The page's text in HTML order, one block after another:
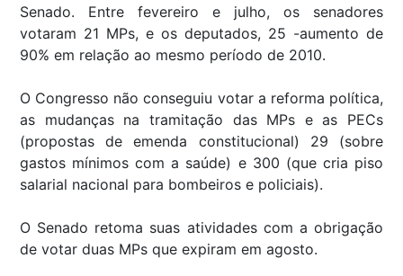
Senado. Entre fevereiro e julho, os senadores
votaram 21 MPs, e os deputados, 25 -aumento de
90% em relação ao mesmo período de 2010.
O Congresso não conseguiu votar a reforma política,
as mudanças na tramitação das MPs e as PECs
(propostas de emenda constitucional) 29 (sobre
gastos mínimos com a saúde) e 300 (que cria piso
salarial nacional para bombeiros e policiais).
O Senado retoma suas atividades com a obrigação
de votar duas MPs que expiram em agosto.